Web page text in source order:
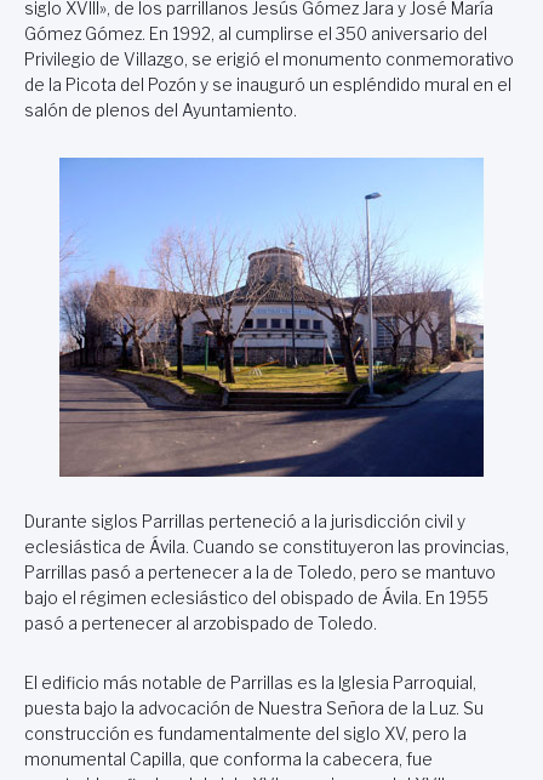
siglo XVIII», de los parrillanos Jesús Gómez Jara y José María
Gómez Gómez. En 1992, al cumplirse el 350 aniversario del
Privilegio de Villazgo, se erigió el monumento conmemorativo
de la Picota del Pozón y se inauguró un espléndido mural en el
salón de plenos del Ayuntamiento.
Durante siglos Parrillas perteneció a la jurisdicción civil y
eclesiástica de Ávila. Cuando se constituyeron las provincias,
Parrillas pasó a pertenecer a la de Toledo, pero se mantuvo
bajo el régimen eclesiástico del obispado de Ávila. En 1955
pasó a pertenecer al arzobispado de Toledo.
El edificio más notable de Parrillas es la Iglesia Parroquial,
puesta bajo la advocación de Nuestra Señora de la Luz. Su
construcción es fundamentalmente del siglo XV, pero la
monumental Capilla, que conforma la cabecera, fue